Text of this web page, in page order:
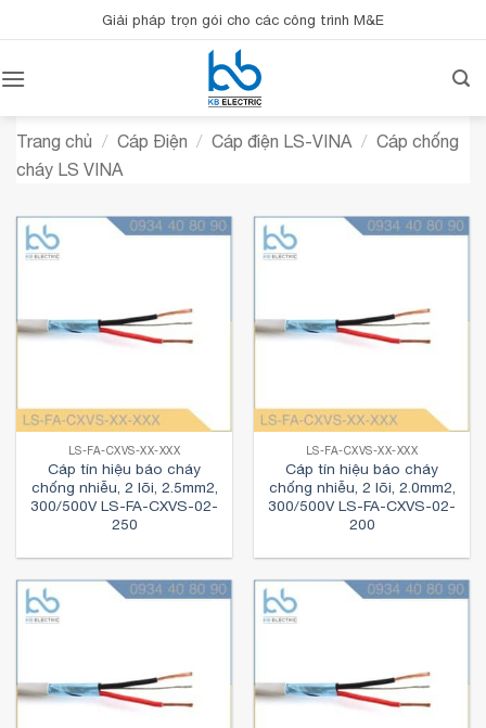
qua
dung
Giải pháp trọn gói cho các công trình M&E
Trang chủ / Cáp Điện / Cáp điện LS-VINA / Cáp chống
cháy LS VINA
LS-FA-CXVS-XX-XXX
Cáp tín hiệu báo cháy
chống nhiễu, 2 lõi, 2.5mm2,
300/500V LS-FA-CXVS-02-
250
LS-FA-CXVS-XX-XXX
Cáp tín hiệu báo cháy
chống nhiễu, 2 lõi, 2.0mm2,
300/500V LS-FA-CXVS-02-
200